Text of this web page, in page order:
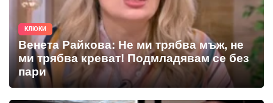
КЛЮКИ
Венета Райкова: Не ми трябва мъж, не
ми трябва креват! Подмладявам се без
пари